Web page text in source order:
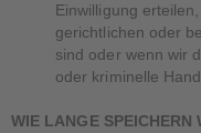
Einwilligung
gerichtlichen oder
sind oder wenn wir
oder kriminelle
WIE LANGE SPEICHERN